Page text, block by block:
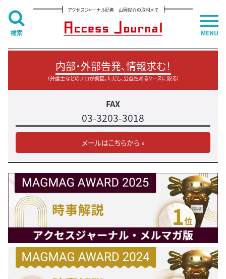
アクセスジャーナル記者 山岡俊介の取材メモ
内部・外部告発、情報求む！
（弁護士などのプロが調査。ただし、公益性あるケースに限る）
FAX
03-3203-3018
メールはこちらから »
MENU
検索